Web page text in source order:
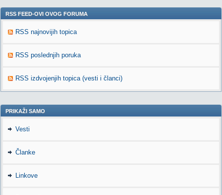
RSS FEED-OVI OVOG FORUMA
RSS najnovijih topica
RSS poslednjih poruka
RSS izdvojenjih topica (vesti i članci)
PRIKAŽI SAMO
Vesti
Članke
Linkove